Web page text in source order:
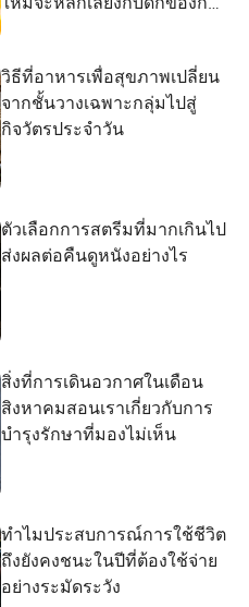
วิธีที่อาหารเพื่อสุขภาพเปลี่ยน
จากชั้นวางเฉพาะกลุ่มไปสู่
กิจวัตรประจำวัน
ตัวเลือกการสตรีมที่มากเกินไป
ส่งผลต่อคืนดูหนังอย่างไร
สิ่งที่การเดินอวกาศในเดือน
สิงหาคมสอนเราเกี่ยวกับการ
บำรุงรักษาที่มองไม่เห็น
ทำไมประสบการณ์การใช้ชีวิต
ถึงยังคงชนะในปีที่ต้องใช้จ่าย
อย่างระมัดระวัง